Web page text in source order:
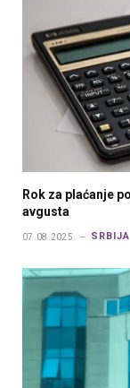
Rok za plaćanje
avgusta
07.08.2025. SRBIJA